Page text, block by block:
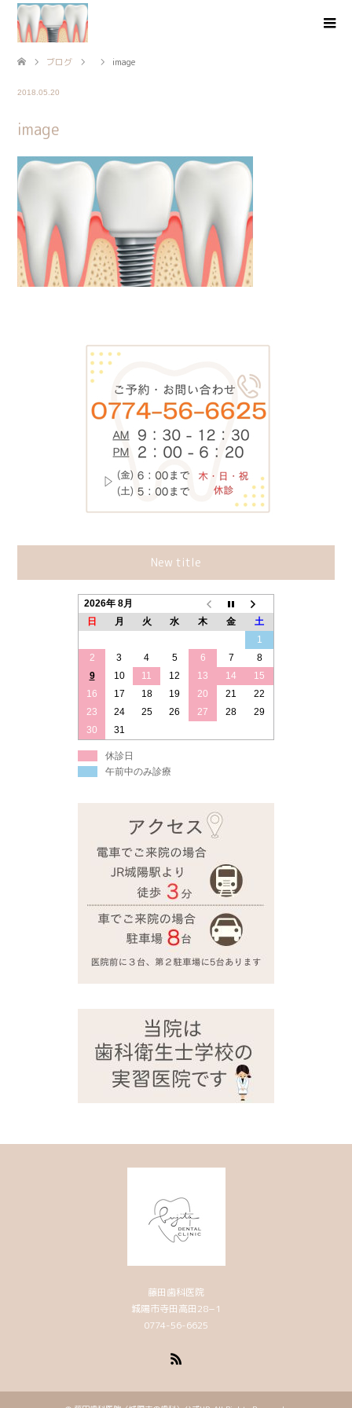
ブログ image
2018.05.20
image
New title
2026年 8月
日
月 火 水 木 金
土
1
2
3 4 5 6 7
8
9
10 11 12 13 14
15
16
17 18 19 20 21
22
23
24 25 26 27 28
29
30
31
休診日
午前中のみ診療
藤田歯科医院
城陽市寺田高田28−1
0774-56-6625